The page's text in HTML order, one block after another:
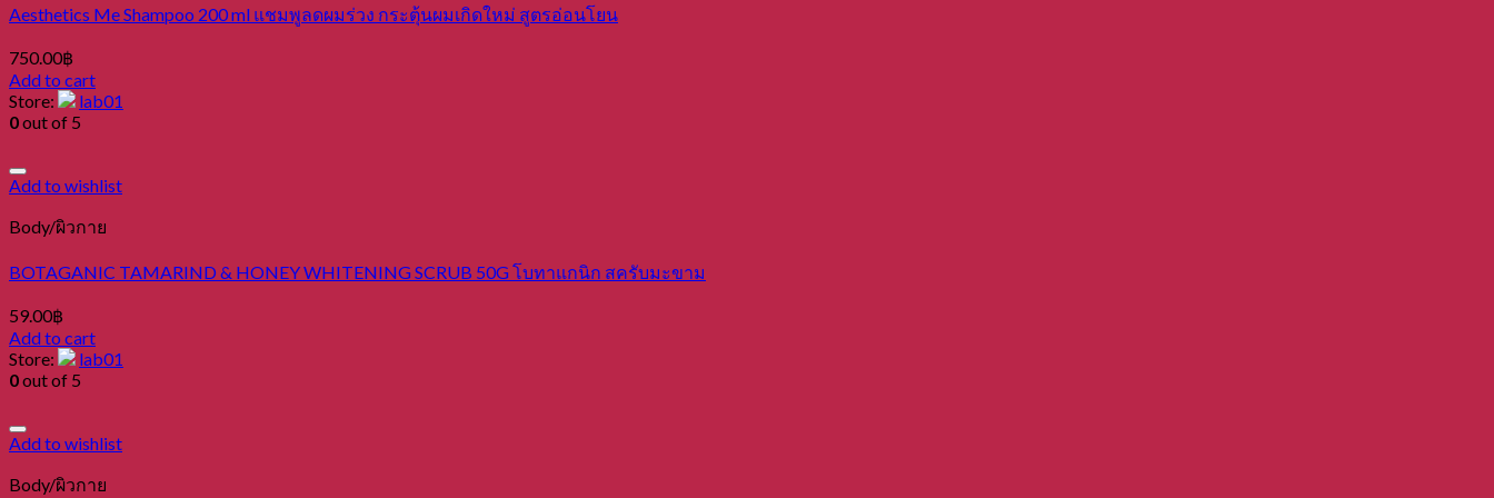
Aesthetics Me Shampoo 200 ml แชมพูลดผมร่วง กระตุ้นผมเกิดใหม่ สูตรอ่อนโยน
750.00฿
Add to cart
Store:
lab01
0out of 5
Add to wishlist
Body/ผิวกาย
BOTAGANIC TAMARIND & HONEY WHITENING SCRUB 50G โบทาแกนิก สครับมะขาม
59.00฿
Add to cart
Store:
lab01
0out of 5
Add to wishlist
Body/ผิวกาย